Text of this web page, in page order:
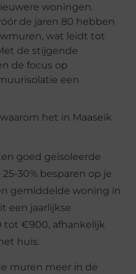
woningen.
de jaren 80 hebben
wat leidt tot
de stijgende
de focus op
een
het in Maaseik
goed geïsoleerde
30% besparen op je
gemiddelde woning in
een jaarlijkse
tot €900, afhankelijk
huis.
muren meer in de